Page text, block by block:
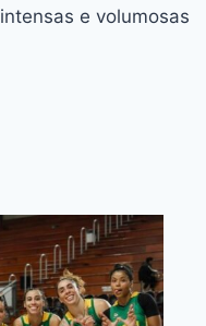
intensas e volumosas